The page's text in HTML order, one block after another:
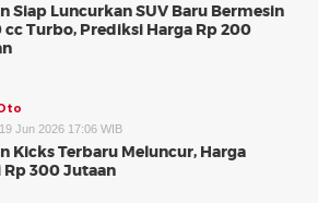
Siap Luncurkan SUV Baru Bermesin
cc Turbo, Prediksi Harga Rp 200
Jun 2026 17:06 WIB
Kicks Terbaru Meluncur, Harga
Rp 300 Jutaan